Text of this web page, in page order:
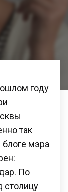
году
так
мэра
По
столицу